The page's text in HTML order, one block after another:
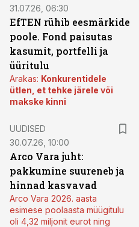
31.07.26, 06:30
EfTEN rühib eesmärkide
poole. Fond paisutas
kasumit, portfelli ja
üüritulu
Arakas: Konkurentidele
ütlen, et tehke järele või
makske kinni
UUDISED
30.07.26, 10:00
Arco Vara juht:
pakkumine suureneb ja
hinnad kasvavad
Arco Vara 2026. aasta
esimese poolaasta müügitulu
oli 4,32 miljonit eurot ning